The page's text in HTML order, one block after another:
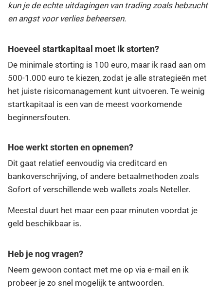
kun je de echte uitdagingen van trading zoals hebzucht
en angst voor verlies beheersen.
Hoeveel startkapitaal moet ik storten?
De minimale storting is 100 euro, maar ik raad aan om
500-1.000 euro te kiezen, zodat je alle strategieën met
het juiste risicomanagement kunt uitvoeren. Te weinig
startkapitaal is een van de meest voorkomende
beginnersfouten.
Hoe werkt storten en opnemen?
Dit gaat relatief eenvoudig via creditcard en
bankoverschrijving, of andere betaalmethoden zoals
Sofort of verschillende web wallets zoals Neteller.
Meestal duurt het maar een paar minuten voordat je
geld beschikbaar is.
Heb je nog vragen?
Neem gewoon contact met me op via e-mail en ik
probeer je zo snel mogelijk te antwoorden.